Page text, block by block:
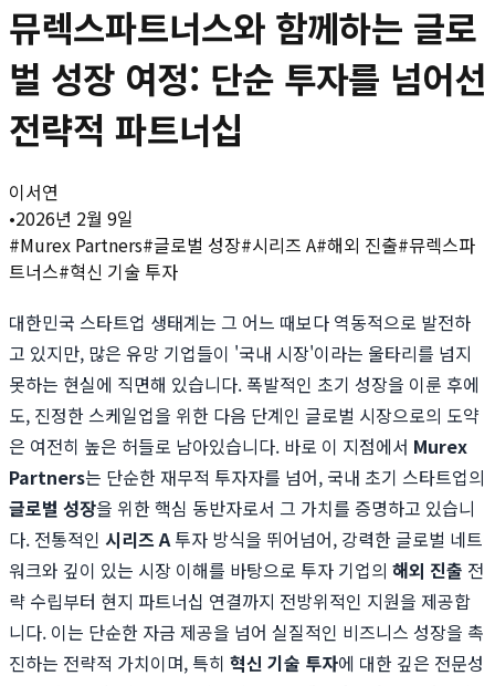
뮤렉스파트너스와 함께하는 글로
벌 성장 여정: 단순 투자를 넘어선
전략적 파트너십
이서연
•2026년 2월 9일
#Murex Partners#글로벌 성장#시리즈 A#해외 진출#뮤렉스파
트너스#혁신 기술 투자
대한민국 스타트업 생태계는 그 어느 때보다 역동적으로 발전하
고 있지만, 많은 유망 기업들이 '국내 시장'이라는 울타리를 넘지
못하는 현실에 직면해 있습니다. 폭발적인 초기 성장을 이룬 후에
도, 진정한 스케일업을 위한 다음 단계인 글로벌 시장으로의 도약
은 여전히 높은 허들로 남아있습니다. 바로 이 지점에서 Murex
Partners는 단순한 재무적 투자자를 넘어, 국내 초기 스타트업의
글로벌 성장을 위한 핵심 동반자로서 그 가치를 증명하고 있습니
다. 전통적인 시리즈 A투자 방식을 뛰어넘어, 강력한 글로벌 네트
워크와 깊이 있는 시장 이해를 바탕으로 투자 기업의 해외 진출 전
략 수립부터 현지 파트너십 연결까지 전방위적인 지원을 제공합
니다. 이는 단순한 자금 제공을 넘어 실질적인 비즈니스 성장을 촉
진하는 전략적 가치이며, 특히 혁신 기술 투자에 대한 깊은 전문성